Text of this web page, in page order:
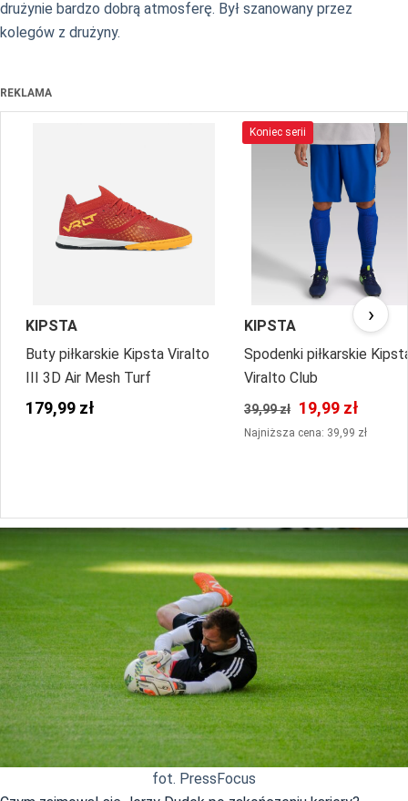
drużynie bardzo dobrą atmosferę. Był szanowany przez
kolegów z drużyny.
REKLAMA
KIPSTA
Buty piłkarskie Kipsta Viralto
III 3D Air Mesh Turf
179,99 zł
Koniec serii
KIPSTA
Spodenki piłkarskie
Viralto Club
39,99 zł 19,99 zł
Najniższa cena: 39,99 zł
›
fot. PressFocus